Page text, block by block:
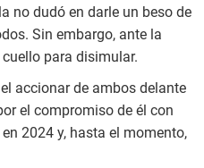
no dudó en darle un beso de
Sin embargo, ante la
para disimular.
accionar de ambos delante
el compromiso de él con
2024 y, hasta el momento,